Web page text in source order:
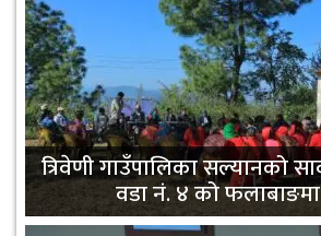
त्रिवेणी गाउँपालिका सल्यानको
वडा नं. ४ को फलाबाङमा
सामुदायिक विद्यालयको गुणस्तर
तहका शिक्षकहरूलाई एकीकृत
तालिम